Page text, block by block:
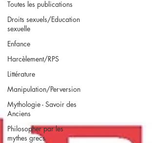
Toutes les publications
Droits sexuels/Education
sexuelle
Enfance
Harcèlement/RPS
Littérature
Manipulation/Perversion
Mythologie - Savoir des
Anciens
Philosopher par les
mythes grecs